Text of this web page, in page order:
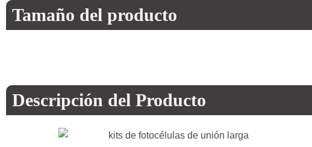
Tamaño del producto
Descripción del Producto